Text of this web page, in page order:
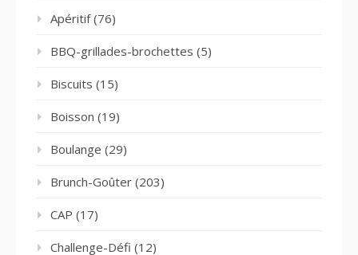
Apéritif(76)
BBQ-grillades-brochettes (5)
Biscuits (15)
Boisson (19)
Boulange (29)
Brunch-Goûter (203)
CAP (17)
Challenge-Défi (12)